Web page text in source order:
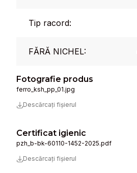
Tip racord:
FĂRĂ NICHEL:
Fotografie produs
ferro_ksh_pp_01.jpg
Descărcați fișierul
Certificat igienic
pzh_b-bk-60110-1452-2025.pdf
Descărcați fișierul